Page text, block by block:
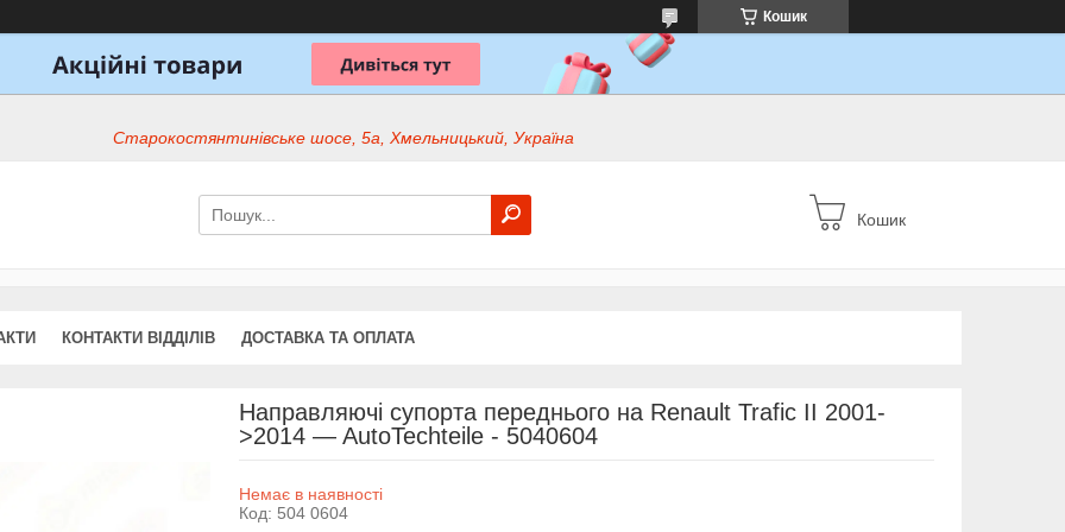
Кошик
Старокостянтинівське шосе, 5а, Хмельницький, Україна
Кошик
КОНТАКТИ ВІДДІЛІВ ДОСТАВКА ТА ОПЛАТА
Направляючі супорта переднього на Renault Trafic II 2001-
>2014 — AutoTechteile - 5040604
Немає в наявності
Код: 504 0604